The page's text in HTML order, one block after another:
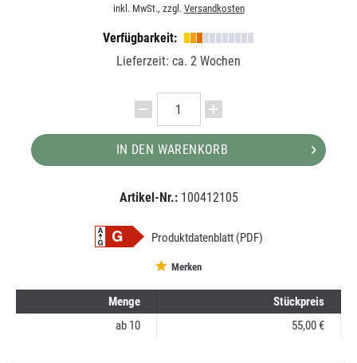
inkl. MwSt., zzgl. Versandkosten
Verfügbarkeit:
Lieferzeit: ca. 2 Wochen
IN DEN WARENKORB
Artikel-Nr.: 100412105
Produktdatenblatt (PDF)
Merken
Menge
Stückpreis
ab 10 55,00 €